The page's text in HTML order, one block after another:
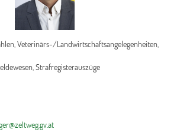
Veterinärs-/Landwirtschaftsangelegenheiten,
Strafregisterauszüge